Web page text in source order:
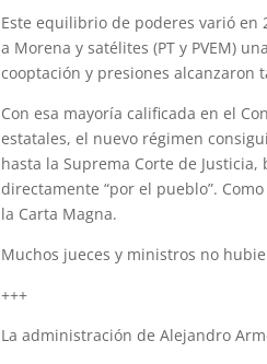
Este equilibrio de poderes varió en
a Morena y satélites (PT y PVEM)
cooptación y presiones alcanzaron
Con esa mayoría calificada en el
estatales, el nuevo régimen
hasta la Suprema Corte de
directamente “por el pueblo”.
la Carta Magna.
Muchos jueces y ministros no
+++
La administración de Alejandro